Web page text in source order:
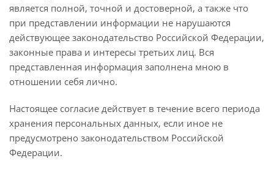
является полной, точной и достоверной, а также что
при представлении информации не нарушаются
действующее законодательство Российской Федерации,
законные права и интересы третьих лиц. Вся
представленная информация заполнена мною в
отношении себя лично.
Настоящее согласие действует в течение всего периода
хранения персональных данных, если иное не
предусмотрено законодательством Российской
Федерации.